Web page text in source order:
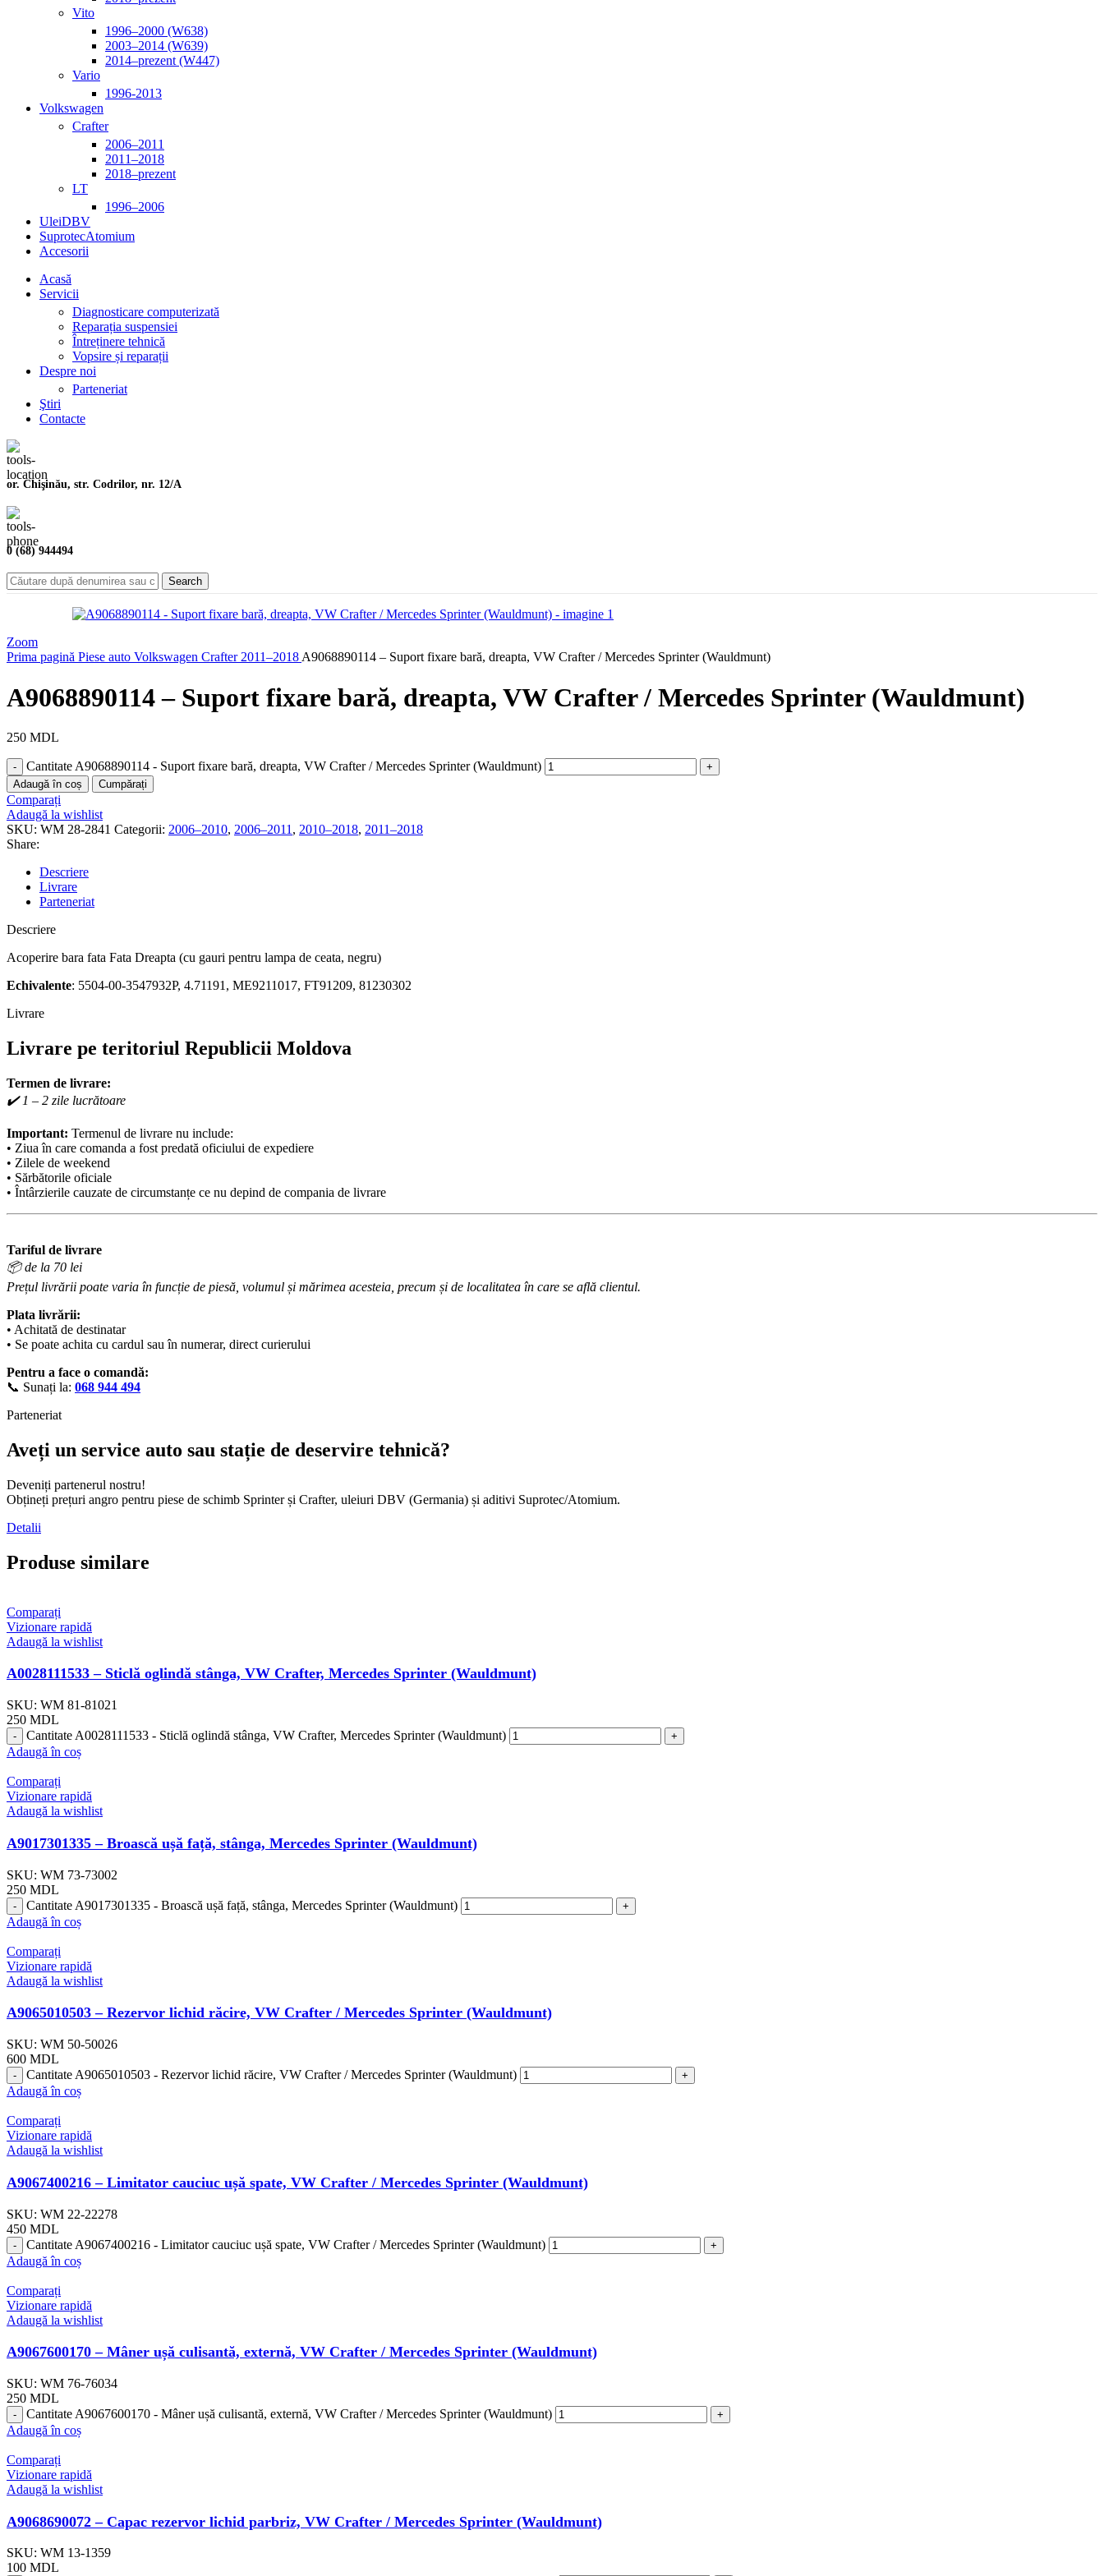
Vito
1996–2000 (W638)
2003–2014 (W639)
2014–prezent (W447)
Vario
1996-2013
Volkswagen
Crafter
2006–2011
2011–2018
2018–prezent
LT
1996–2006
UleiDBV
SuprotecAtomium
Accesorii
Acasă
Servicii
Diagnosticare computerizată
Reparația suspensiei
Întreținere tehnică
Vopsire și reparații
Despre noi
Parteneriat
Ştiri
Contacte
or. Chişinău, str. Codrilor, nr. 12/A
0 (68) 944494
Search
Zoom
Prima pagină Piese auto Volkswagen Crafter2011–2018A9068890114 – Suport fixare bară, dreapta, VW Crafter / Mercedes Sprinter (Wauldmunt)
A9068890114 – Suport fixare bară, dreapta, VW Crafter / Mercedes Sprinter (Wauldmunt)
250 MDL
Cantitate A9068890114 - Suport fixare bară, dreapta, VW Crafter / Mercedes Sprinter (Wauldmunt)
Adaugă în coș Cumpărați
Comparați
Adaugă la wishlist
SKU: WM 28-2841 Categorii: 2006–2010, 2006–2011 , 2010–2018, 2011–2018
Share:
Descriere
Livrare
Parteneriat
Descriere
Acoperire bara fata Fata Dreapta (cu gauri pentru lampa de ceata, negru)
Echivalente: 5504-00-3547932P, 4.71191, ME9211017, FT91209, 81230302
Livrare
Livrare pe teritoriul Republicii Moldova
Termen de livrare:
✔️ 1 – 2 zile lucrătoare
Important: Termenul de livrare nu include:
• Ziua în care comanda a fost predată oficiului de expediere
• Zilele de weekend
• Sărbătorile oficiale
• Întârzierile cauzate de circumstanțe ce nu depind de compania de livrare
Tariful de livrare
📦 de la 70 lei
Prețul livrării poate varia în funcție de piesă, volumul și mărimea acesteia, precum și de localitatea în care se află clientul.
Plata livrării:
• Achitată de destinatar
• Se poate achita cu cardul sau în numerar, direct curierului
Pentru a face o comandă:
📞 Sunați la: 068 944 494
Parteneriat
Aveți un service auto sau stație de deservire tehnică?
Deveniți partenerul nostru!
Obțineți prețuri angro pentru piese de schimb Sprinter și Crafter, uleiuri DBV (Germania) și aditivi Suprotec/Atomium.
Detalii
Produse similare
Comparați
Vizionare rapidă
Adaugă la wishlist
A0028111533 – Sticlă oglindă stânga, VW Crafter, Mercedes Sprinter (Wauldmunt)
SKU: WM 81-81021
250 MDL
Cantitate A0028111533 - Sticlă oglindă stânga, VW Crafter, Mercedes Sprinter (Wauldmunt)
Adaugă în coș
Comparați
Vizionare rapidă
Adaugă la wishlist
A9017301335 – Broască ușă față, stânga, Mercedes Sprinter (Wauldmunt)
SKU: WM 73-73002
250 MDL
Cantitate A9017301335 - Broască ușă față, stânga, Mercedes Sprinter (Wauldmunt)
Adaugă în coș
Comparați
Vizionare rapidă
Adaugă la wishlist
A9065010503 – Rezervor lichid răcire, VW Crafter / Mercedes Sprinter (Wauldmunt)
SKU: WM 50-50026
600 MDL
Cantitate A9065010503 - Rezervor lichid răcire, VW Crafter / Mercedes Sprinter (Wauldmunt)
Adaugă în coș
Comparați
Vizionare rapidă
Adaugă la wishlist
A9067400216 – Limitator cauciuc ușă spate, VW Crafter / Mercedes Sprinter (Wauldmunt)
SKU: WM 22-22278
450 MDL
Cantitate A9067400216 - Limitator cauciuc ușă spate, VW Crafter / Mercedes Sprinter (Wauldmunt)
Adaugă în coș
Comparați
Vizionare rapidă
Adaugă la wishlist
A9067600170 – Mâner ușă culisantă, externă, VW Crafter / Mercedes Sprinter (Wauldmunt)
SKU: WM 76-76034
250 MDL
Cantitate A9067600170 - Mâner ușă culisantă, externă, VW Crafter / Mercedes Sprinter (Wauldmunt)
Adaugă în coș
Comparați
Vizionare rapidă
Adaugă la wishlist
A9068690072 – Capac rezervor lichid parbriz, VW Crafter / Mercedes Sprinter (Wauldmunt)
SKU: WM 13-1359
100 MDL